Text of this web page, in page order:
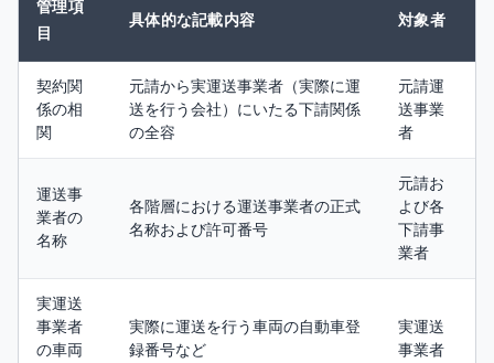
管理項
目
具体的な記載内容 対象者
契約関
係の相
関
元請から実運送事業者（実際に運
送を行う会社）にいたる下請関係
の全容
元請運
送事業
者
運送事
業者の
名称
各階層における運送事業者の正式
名称および許可番号
元請お
よび各
下請事
業者
実運送
事業者
の車両
実際に運送を行う車両の自動車登
録番号など
実運送
事業者